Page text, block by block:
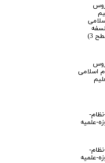
3)
اسلامی
علمیه
علمیه